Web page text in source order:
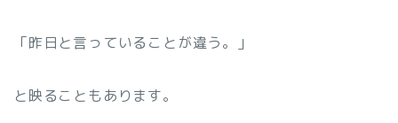
「昨日と言っていることが違う。」
と映ることもあります。